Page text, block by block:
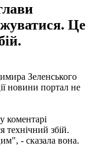
Це
Зеленського
новини портал не
коментарі
технічний збій.
- сказала вона.